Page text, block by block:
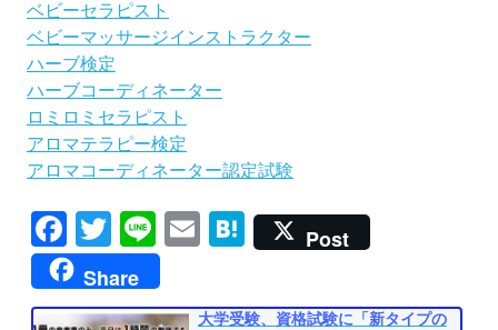
ベビーセラピスト
ベビーマッサージインストラクター
ハーブ検定
ハーブコーディネーター
ロミロミセラピスト
アロマテラピー検定
アロマコーディネーター認定試験
Facebook
TwitterLineEmailHatena
Post
Share
大学受験、資格試験に「新タイプの